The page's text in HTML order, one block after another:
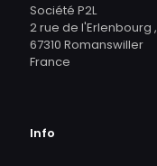
Société P2L
2 rue de l'Erlenbourg ,
67310 Romanswiller
France
Info